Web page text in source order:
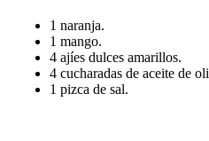
1 naranja.
1 mango.
4 ajíes dulces amarillos.
4 cucharadas de aceite de
1 pizca de sal.